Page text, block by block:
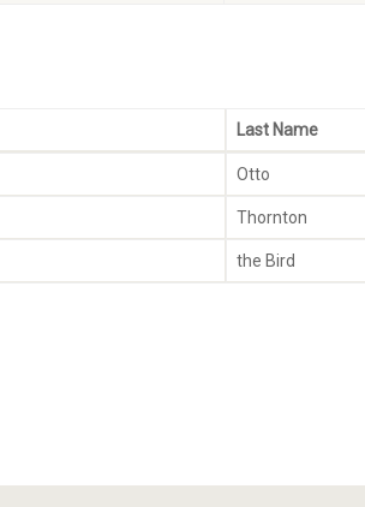
Last Name
Otto
Thornton
the Bird